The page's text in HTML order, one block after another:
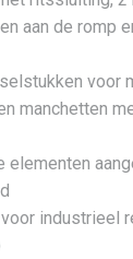
aan de romp
voor
manchetten
elementen
industrieel